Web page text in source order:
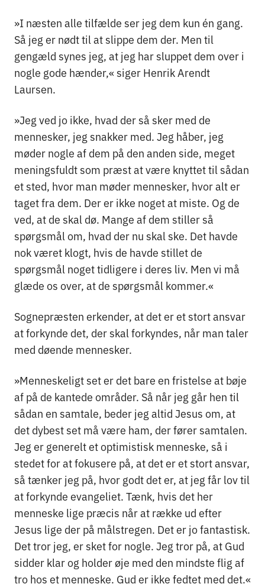
»I næsten alle tilfælde ser jeg dem kun én gang.
Så jeg er nødt til at slippe dem der. Men til
gengæld synes jeg, at jeg har sluppet dem over i
nogle gode hænder,« siger Henrik Arendt
Laursen.
»Jeg ved jo ikke, hvad der så sker med de
mennesker, jeg snakker med. Jeg håber, jeg
møder nogle af dem på den anden side, meget
meningsfuldt som præst at være knyttet til sådan
et sted, hvor man møder mennesker, hvor alt er
taget fra dem. Der er ikke noget at miste. Og de
ved, at de skal dø. Mange af dem stiller så
spørgsmål om, hvad der nu skal ske. Det havde
nok været klogt, hvis de havde stillet de
spørgsmål noget tidligere i deres liv. Men vi må
glæde os over, at de spørgsmål kommer.«
Sognepræsten erkender, at det er et stort ansvar
at forkynde det, der skal forkyndes, når man taler
med døende mennesker.
»Menneskeligt set er det bare en fristelse at bøje
af på de kantede områder. Så når jeg går hen til
sådan en samtale, beder jeg altid Jesus om, at
det dybest set må være ham, der fører samtalen.
Jeg er generelt et optimistisk menneske, så i
stedet for at fokusere på, at det er et stort ansvar,
så tænker jeg på, hvor godt det er, at jeg får lov til
at forkynde evangeliet. Tænk, hvis det her
menneske lige præcis når at række ud efter
Jesus lige der på målstregen. Det er jo fantastisk.
Det tror jeg, er sket for nogle. Jeg tror på, at Gud
sidder klar og holder øje med den mindste flig af
tro hos et menneske. Gud er ikke fedtet med det.«